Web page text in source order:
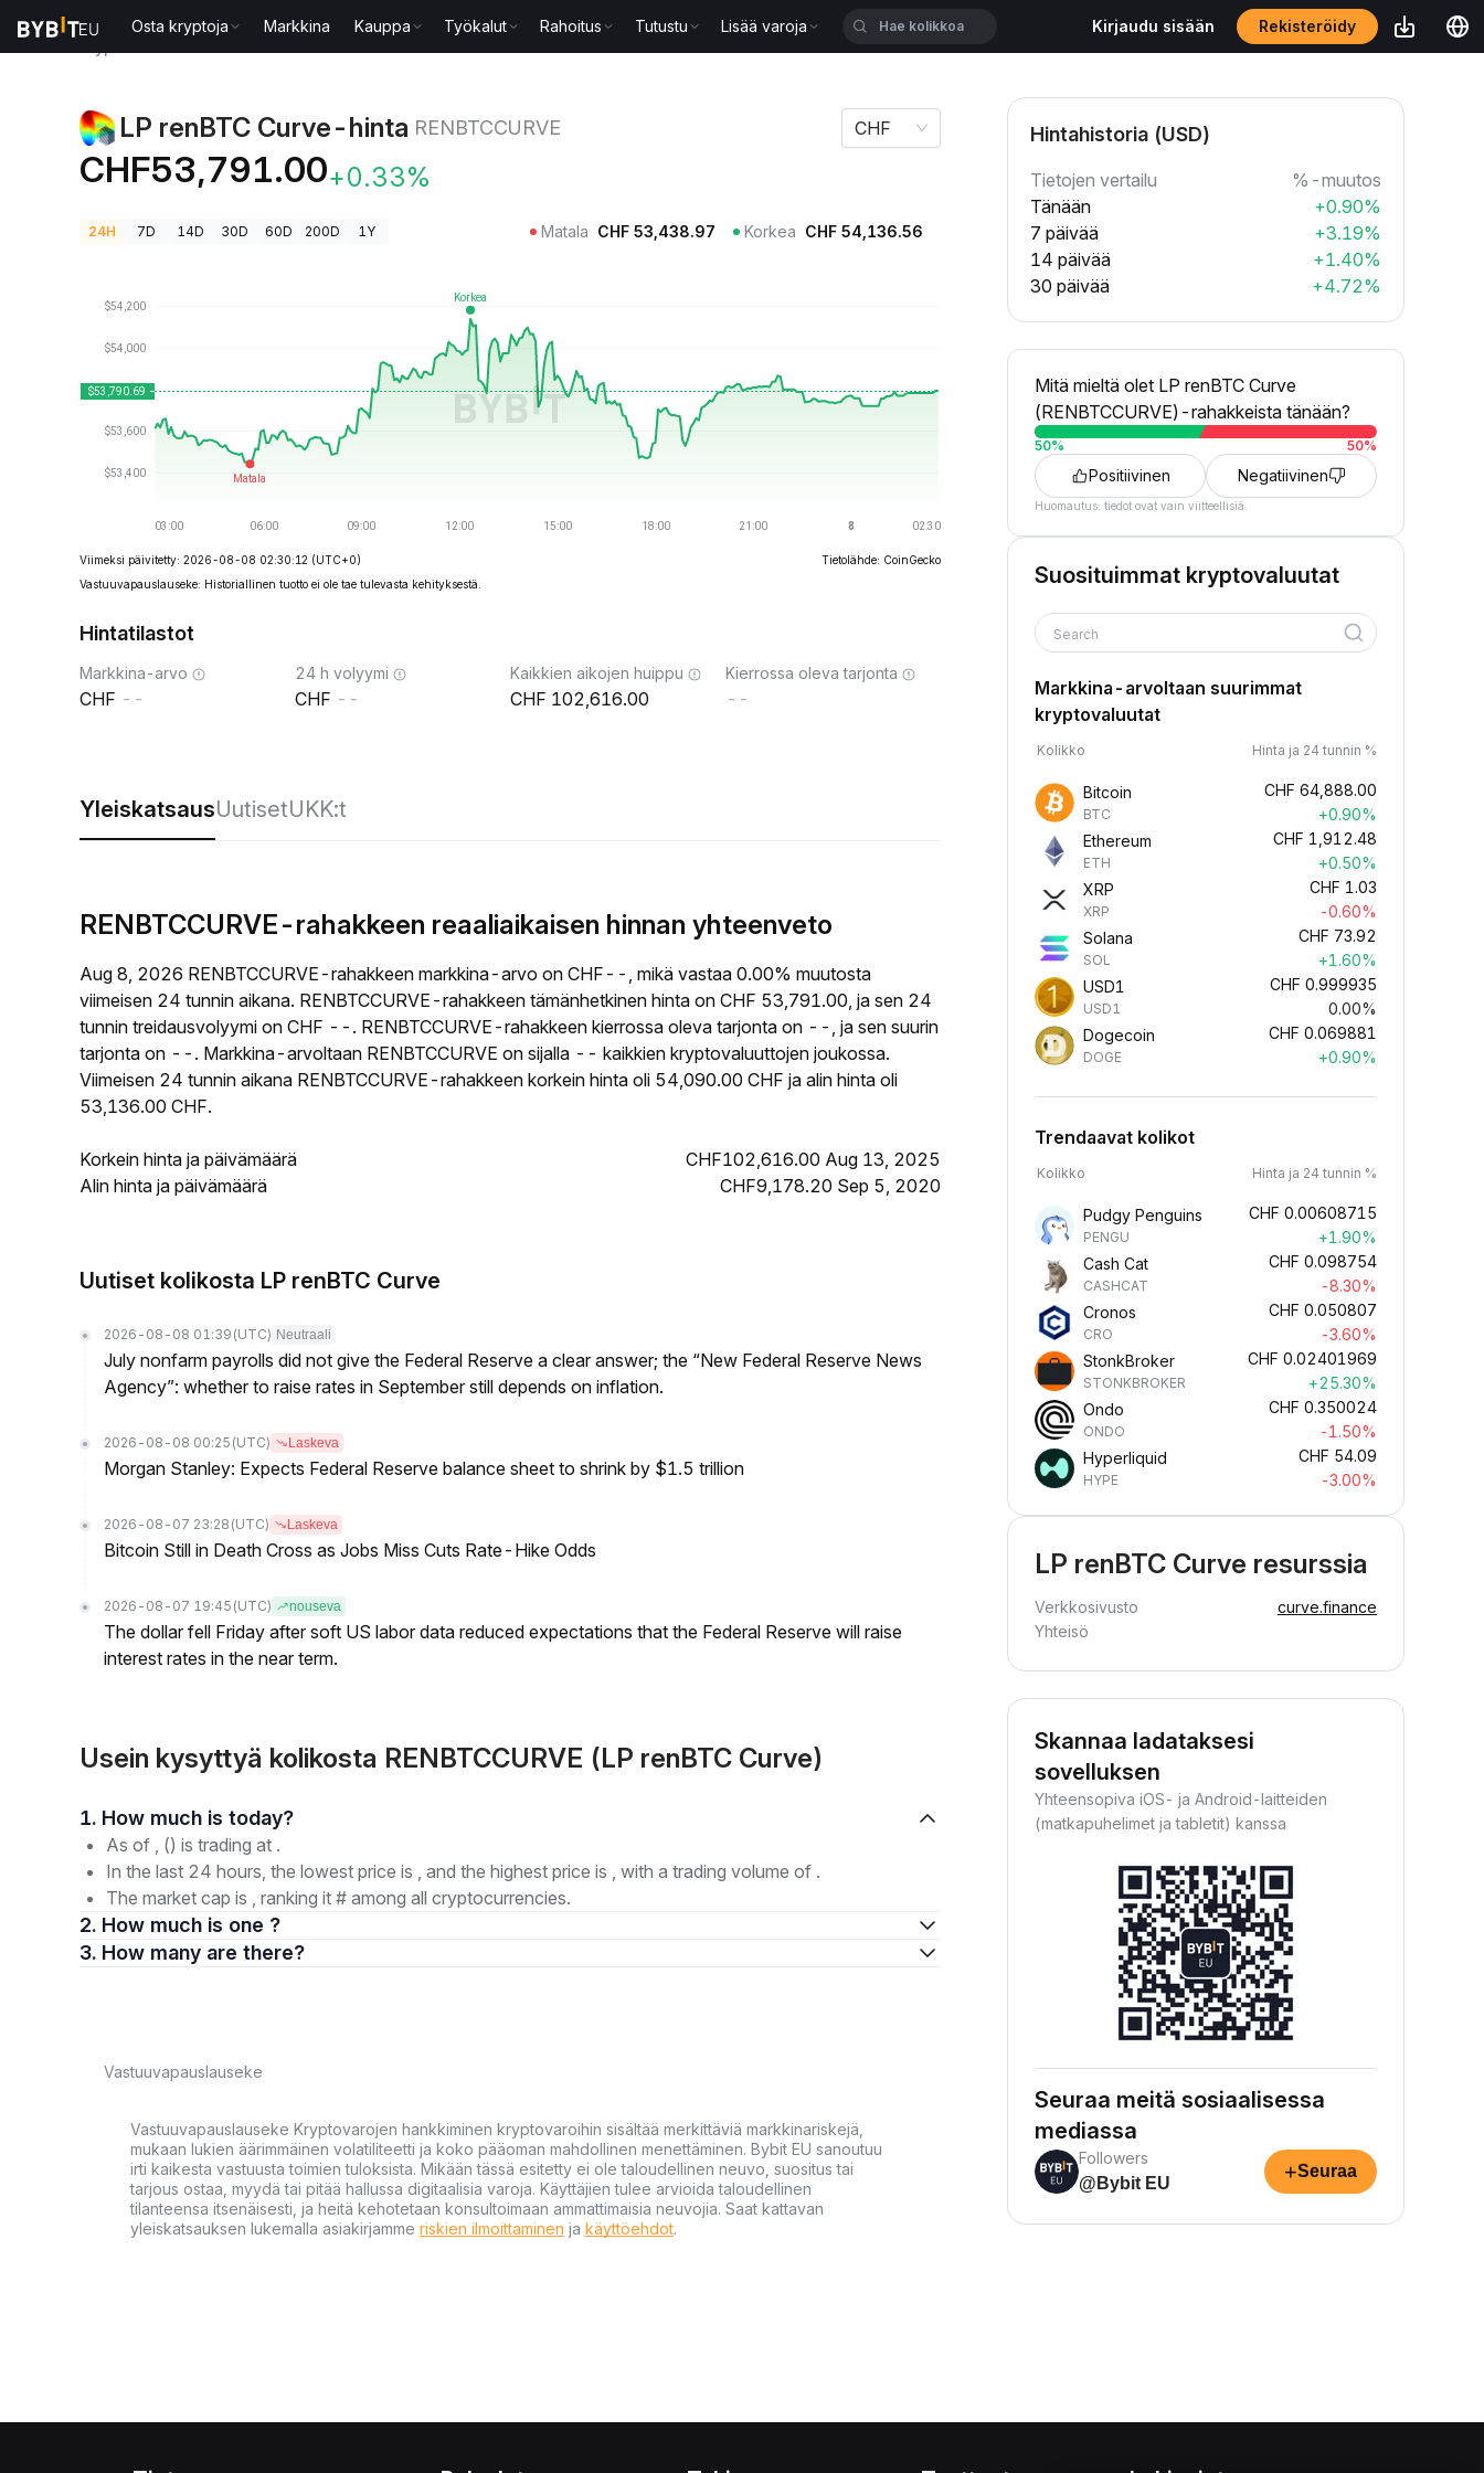
Osta kryptoja Markkina Kauppa Työkalut Rahoitus Tutustu Lisää varoja Kirjaudu sisään Rekisteröidy
LP renBTC Curve-hinta RENBTCCURVE
CHF53,791.00+0.33%
CHF
24H 7D 14D 30D 60D 200D 1Y Matala CHF 53,438.97 Korkea CHF 54,136.56
Viimeksi päivitetty: 2026-08-08 02:30:12 (UTC+0)
Tietolähde: CoinGecko
Vastuuvapauslauseke: Historiallinen tuotto ei ole tae tulevasta kehityksestä.
Hintatilastot
Markkina-arvo
--
24 h volyymi
--
Kaikkien aikojen huippu
102,616.00
Kierrossa oleva tarjonta
--
YleiskatsausUutisetUKK:t
RENBTCCURVE-rahakkeen reaaliaikaisen hinnan yhteenveto
Aug 8, 2026 RENBTCCURVE-rahakkeen markkina-arvo on CHF--, mikä vastaa 0.00% muutosta
viimeisen 24 tunnin aikana. RENBTCCURVE-rahakkeen tämänhetkinen hinta on CHF 53,791.00, ja sen 24
tunnin treidausvolyymi on CHF --. RENBTCCURVE-rahakkeen kierrossa oleva tarjonta on --, ja sen suurin
tarjonta on --. Markkina-arvoltaan RENBTCCURVE on sijalla -- kaikkien kryptovaluuttojen joukossa.
Viimeisen 24 tunnin aikana RENBTCCURVE-rahakkeen korkein hinta oli 54,090.00 CHF ja alin hinta oli
53,136.00 CHF.
Korkein hinta ja päivämäärä
CHF102,616.00 Aug 13, 2025
Alin hinta ja päivämäärä
CHF9,178.20 Sep 5, 2020
Uutiset kolikosta LP renBTC Curve
2026-08-08 01:39 (UTC) Neutraali
July nonfarm payrolls did not give the Federal Reserve a clear answer; the “New Federal Reserve News
Agency”: whether to raise rates in September still depends on inflation.
2026-08-08 00:25 (UTC) Laskeva
Morgan Stanley: Expects Federal Reserve balance sheet to shrink by $1.5 trillion
2026-08-07 23:28 (UTC) Laskeva
Bitcoin Still in Death Cross as Jobs Miss Cuts Rate-Hike Odds
2026-08-07 19:45 (UTC) nouseva
The dollar fell Friday after soft US labor data reduced expectations that the Federal Reserve will raise
interest rates in the near term.
Usein kysyttyä kolikosta RENBTCCURVE (LP renBTC Curve)
1. How much is today?
As of , () is trading at .
In the last 24 hours, the lowest price is , and the highest price is , with a trading volume of .
The market cap is , ranking it # among all cryptocurrencies.
2. How much is one ?
3. How many are there?
Vastuuvapauslauseke
Vastuuvapauslauseke Kryptovarojen hankkiminen kryptovaroihin sisältää merkittäviä markkinariskejä,
mukaan lukien äärimmäinen volatiliteetti ja koko pääoman mahdollinen menettäminen. Bybit EU sanoutuu
irti kaikesta vastuusta toimien tuloksista. Mikään tässä esitetty ei ole taloudellinen neuvo, suositus tai
tarjous ostaa, myydä tai pitää hallussa digitaalisia varoja. Käyttäjien tulee arvioida taloudellinen
tilanteensa itsenäisesti, ja heitä kehotetaan konsultoimaan ammattimaisia neuvojia. Saat kattavan
yleiskatsauksen lukemalla asiakirjamme riskien ilmoittaminen ja käyttöehdot.
Hintahistoria (USD)
Tietojen vertailu
%-muutos
Tänään
+0.90%
7 päivää
+3.19%
14 päivää
+1.40%
30 päivää
+4.72%
Mitä mieltä olet LP renBTC Curve
(RENBTCCURVE)-rahakkeista tänään?
50% 50%
Positiivinen Negatiivinen
Huomautus: tiedot ovat vain viitteellisiä.
Suosituimmat kryptovaluutat
Search
Markkina-arvoltaan suurimmat
kryptovaluutat
Kolikko Hinta ja 24 tunnin %
Bitcoin
BTC
CHF 64,888.00
+0.90%
Ethereum
ETH
CHF 1,912.48
+0.50%
XRP
XRP
CHF 1.03
-0.60%
Solana
SOL
CHF 73.92
+1.60%
USD1
USD1
CHF 0.999935
0.00%
Dogecoin
DOGE
CHF 0.069881
+0.90%
Trendaavat kolikot
Kolikko Hinta ja 24 tunnin %
Pudgy Penguins
PENGU
CHF 0.00608715
+1.90%
Cash Cat
CASHCAT
CHF 0.098754
-8.30%
Cronos
CRO
CHF 0.050807
-3.60%
StonkBroker
STONKBROKER
CHF 0.02401969
+25.30%
Ondo
ONDO
CHF 0.350024
-1.50%
Hyperliquid
HYPE
CHF 54.09
-3.00%
LP renBTC Curve resurssia
Verkkosivusto
curve.finance
Yhteisö
Skannaa ladataksesi
sovelluksen
Yhteensopiva iOS- ja Android-laitteiden
(matkapuhelimet ja tabletit) kanssa
Seuraa meitä sosiaalisessa
mediassa
Followers
@Bybit EU
+Seuraa